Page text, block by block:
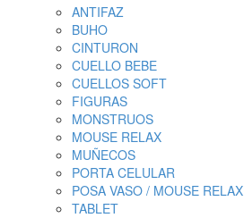
ANTIFAZ
BUHO
CINTURON
CUELLO BEBE
CUELLOS SOFT
FIGURAS
MONSTRUOS
MOUSE RELAX
MUÑECOS
PORTA CELULAR
POSA VASO / MOUSE RELAX
TABLET